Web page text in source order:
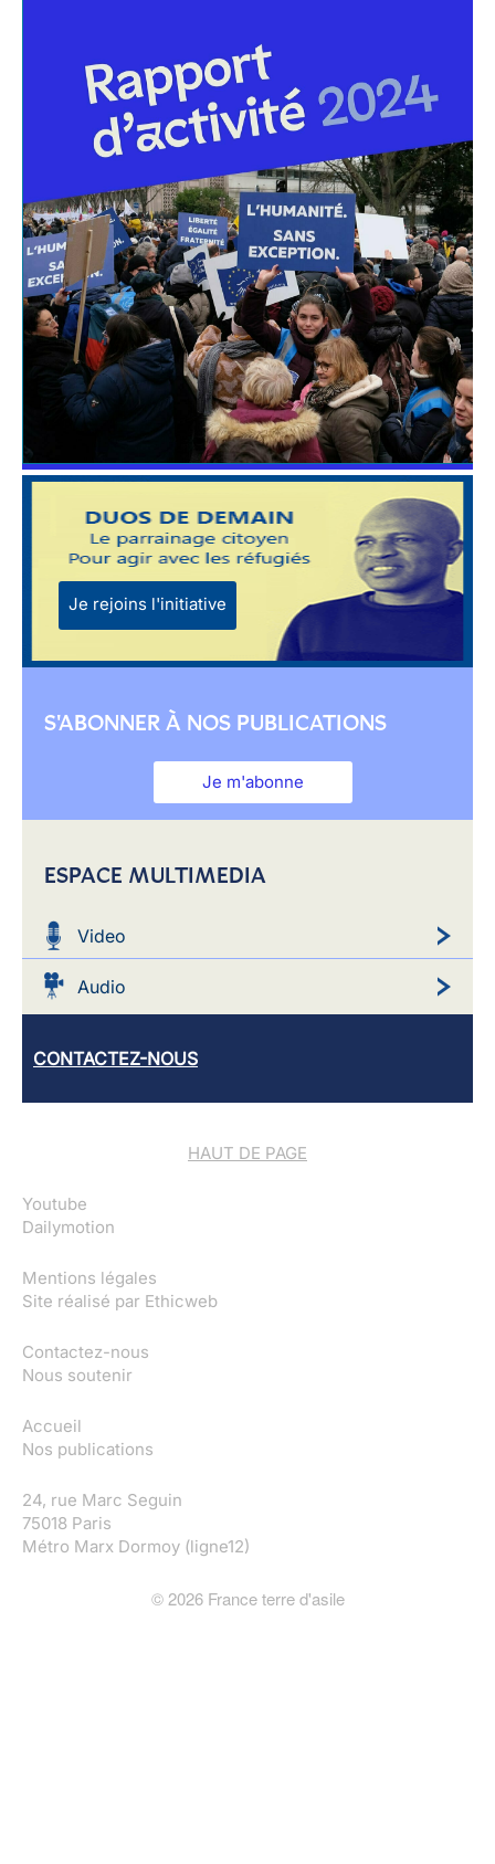
Je rejoins l'initiative
S'ABONNER À NOS PUBLICATIONS
Je m'abonne
ESPACE MULTIMEDIA
Video
Audio
CONTACTEZ-NOUS
HAUT DE PAGE
Youtube
Dailymotion
Mentions légales
Site réalisé par Ethicweb
Contactez-nous
Nous soutenir
Accueil
Nos publications
24, rue Marc Seguin
75018 Paris
Métro Marx Dormoy (ligne12)
© 2026France terre d'asile